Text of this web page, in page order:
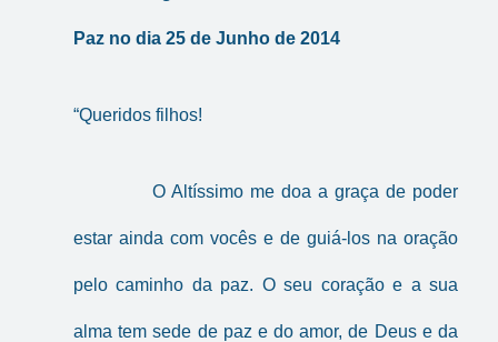
Paz no dia 25 de Junho de 2014
“Queridos filhos!
O Altíssimo me doa a graça de poder
estar ainda com vocês e de guiá-los na oração
pelo caminho da paz. O seu coração e a sua
alma tem sede de paz e do amor, de Deus e da